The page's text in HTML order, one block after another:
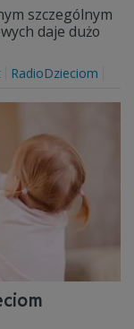
szczególnym
daje dużo
RadioDzieciom